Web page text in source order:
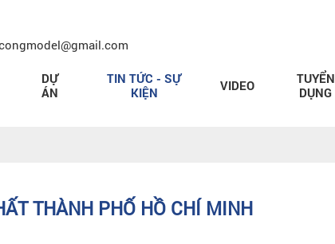
DỰ
ÁN
TIN TỨC - SỰ
KIỆN
VIDEO
TUYỂN
DỤNG
THÀNH PHỐ HỒ CHÍ MINH